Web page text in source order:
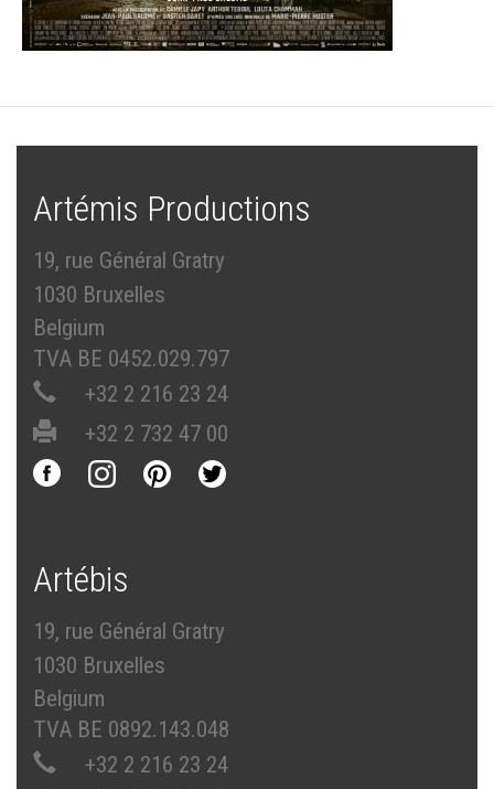
Artémis Productions
19, rue Général Gratry
1030 Bruxelles
Belgium
TVA BE 0452.029.797
+32 2 216 23 24
+32 2 732 47 00
Artébis
19, rue Général Gratry
1030 Bruxelles
Belgium
TVA BE 0892.143.048
+32 2 216 23 24